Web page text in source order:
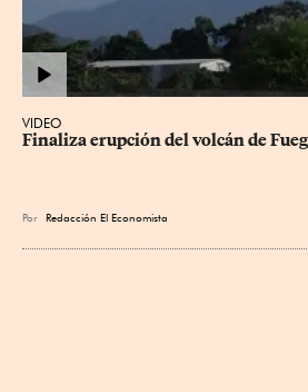
VIDEO
Finaliza erupción del volcán de
Por Redacción El Economista